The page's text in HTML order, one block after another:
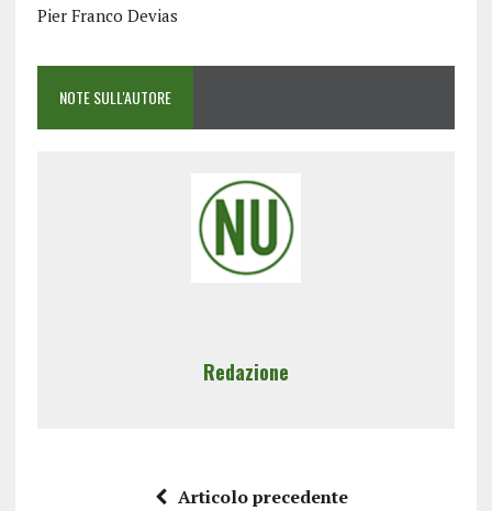
Pier Franco Devias
NOTE SULL'AUTORE
Redazione
Articolo precedente